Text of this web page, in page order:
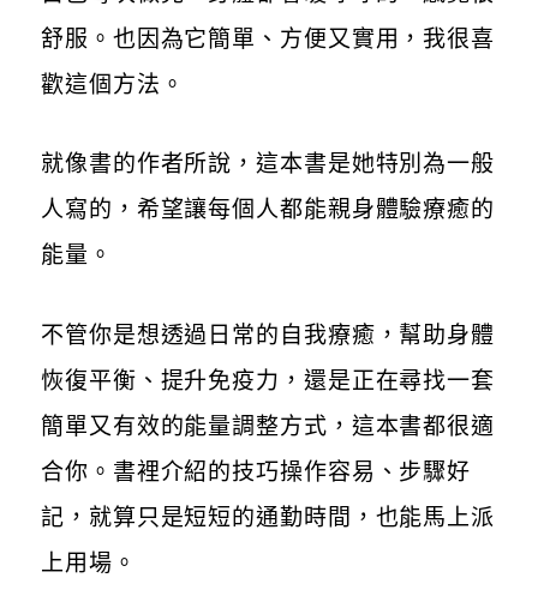
舒服。也因為它簡單、方便又實用，我很喜
歡這個方法。
就像書的作者所說，這本書是她特別為一般
人寫的，希望讓每個人都能親身體驗療癒的
能量。
不管你是想透過日常的自我療癒，幫助身體
恢復平衡、提升免疫力，還是正在尋找一套
簡單又有效的能量調整方式，這本書都很適
合你。書裡介紹的技巧操作容易、步驟好
記，就算只是短短的通勤時間，也能馬上派
上用場。